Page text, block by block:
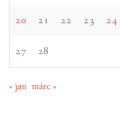
20 21 22 23 24
27 28
« jan márc »